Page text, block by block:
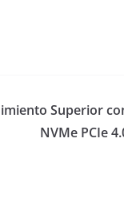
Superior
NVMe PCIe